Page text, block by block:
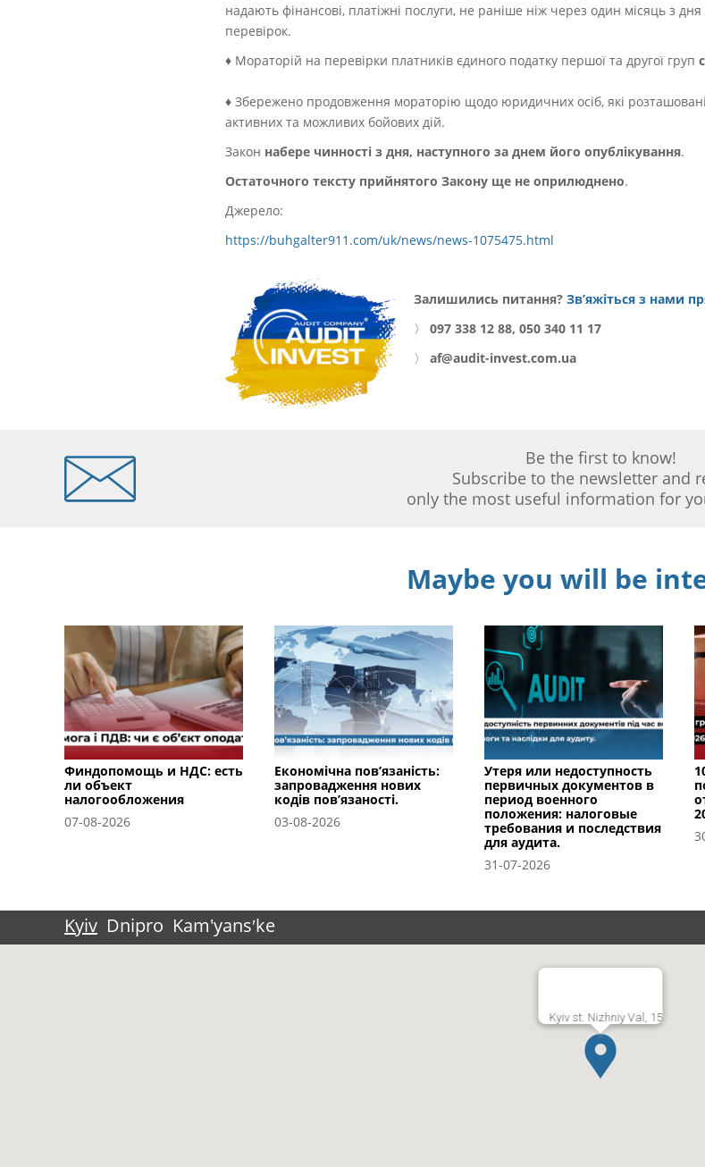
надають фінансові, платіжні послуги, не раніше ніж через один місяць з
перевірок.
♦ Мораторій на перевірки платників єдиного податку першої та другої груп
♦ Збережено продовження мораторію щодо юридичних осіб, які
активних та можливих бойових дій.
Закон набере чинності з дня, наступного за днем його опублікування.
Остаточного тексту прийнятого Закону ще не оприлюднено.
Джерело:
https://buhgalter911.com/uk/news/news-1075475.html
Залишились питання? Зв’яжіться з нами
〉
097 338 12 88, 050 340 11 17
〉
af@audit-invest.com.ua
Be the first to know!
Subscribe to the newsletter and
only the most useful information for
Maybe you will be
Финдопомощь и НДС: есть
ли объект
налогообложения
07-08-2026
Економічна пов’язаність:
запровадження нових
кодів пов’язаності.
03-08-2026
Утеря или недоступность
первичных документов в
период военного
положения: налоговые
требования и последствия
для аудита.
31-07-2026
Kyiv Dnipro Kam'yansʹke
Kyiv st. Nizhniy Val, 15